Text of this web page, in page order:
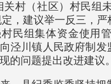
关村（社区）村民组
定，建议举一反三，严
村民组集体资金使用
泾川镇人民政府制发
的问题提出改进建议。